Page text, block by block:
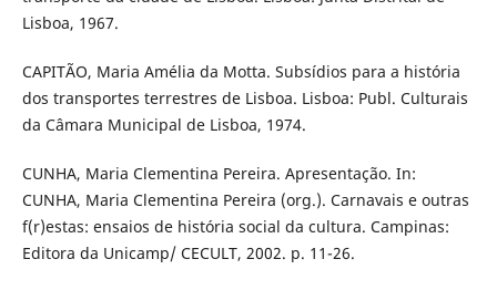
Lisboa, 1967.
CAPITÃO, Maria Amélia da Motta. Subsídios para a história
dos transportes terrestres de Lisboa. Lisboa: Publ. Culturais
da Câmara Municipal de Lisboa, 1974.
CUNHA, Maria Clementina Pereira. Apresentação. In:
CUNHA, Maria Clementina Pereira (org.). Carnavais e outras
f(r)estas: ensaios de história social da cultura. Campinas:
Editora da Unicamp/ CECULT, 2002. p. 11-26.